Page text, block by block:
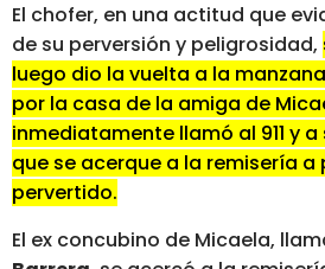
El chofer, en una actitud que
de su perversión y peligrosidad,
luego dio la vuelta a la
por la casa de la amiga de
inmediatamente llamó al 911 y
que se acerque a la remisería
pervertido.
El ex concubino de Micaela,